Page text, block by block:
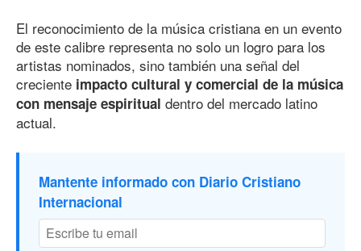
El reconocimiento de la música cristiana en un evento
de este calibre representa no solo un logro para los
artistas nominados, sino también una señal del
creciente impacto cultural y comercial de la música
con mensaje espiritual dentro del mercado latino
actual.
Mantente informado con Diario Cristiano
Internacional